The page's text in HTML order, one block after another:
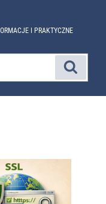
I PRAKTYCZNE